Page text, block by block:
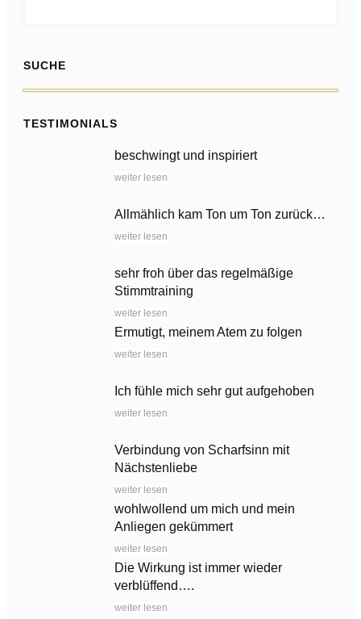
SUCHE
TESTIMONIALS
beschwingt und inspiriert
weiter lesen
Allmählich kam Ton um Ton zurück…
weiter lesen
sehr froh über das regelmäßige
Stimmtraining
weiter lesen
Ermutigt, meinem Atem zu folgen
weiter lesen
Ich fühle mich sehr gut aufgehoben
weiter lesen
Verbindung von Scharfsinn mit
Nächstenliebe
weiter lesen
wohlwollend um mich und mein
Anliegen gekümmert
weiter lesen
Die Wirkung ist immer wieder
verblüffend….
weiter lesen